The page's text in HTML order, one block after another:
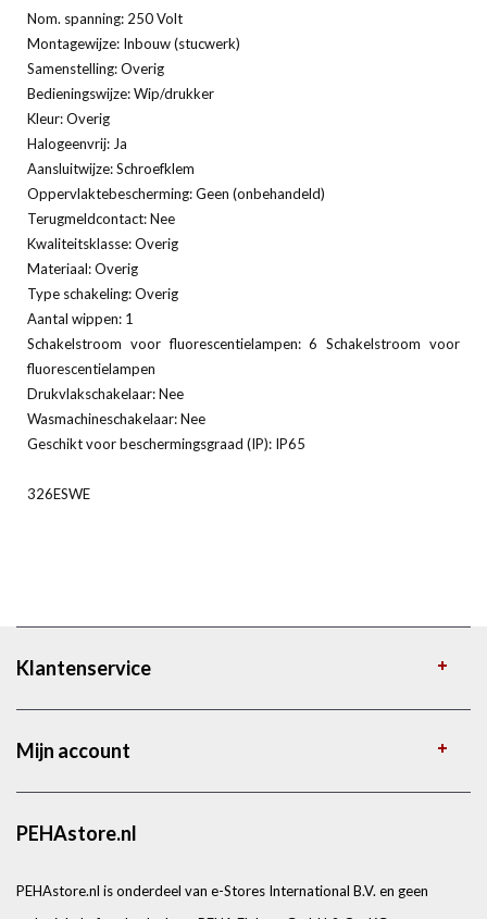
Nom. spanning: 250 Volt
Montagewijze: Inbouw (stucwerk)
Samenstelling: Overig
Bedieningswijze: Wip/drukker
Kleur: Overig
Halogeenvrij: Ja
Aansluitwijze: Schroefklem
Oppervlaktebescherming: Geen (onbehandeld)
Terugmeldcontact: Nee
Kwaliteitsklasse: Overig
Materiaal: Overig
Type schakeling: Overig
Aantal wippen: 1
Schakelstroom voor fluorescentielampen: 6 Schakelstroom voor
fluorescentielampen
Drukvlakschakelaar: Nee
Wasmachineschakelaar: Nee
Geschikt voor beschermingsgraad (IP): IP65
326ESWE
Klantenservice
Mijn account
PEHAstore.nl
PEHAstore.nl is onderdeel van e-Stores International B.V. en geen